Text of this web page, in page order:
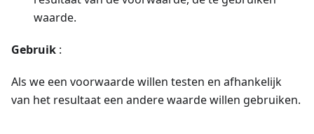
waarde.
Gebruik :
Als we een voorwaarde willen testen en afhankelijk
van het resultaat een andere waarde willen gebruiken.